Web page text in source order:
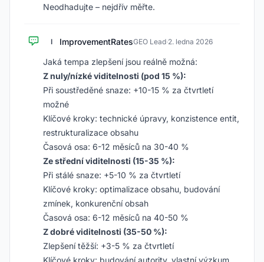
Neodhadujte – nejdřív měřte.
I ImprovementRatesGEO Lead·2. ledna 2026
Jaká tempa zlepšení jsou reálně možná:
Z nuly/nízké viditelnosti (pod 15 %):
Při soustředěné snaze: +10-15 % za čtvrtletí
možné
Klíčové kroky: technické úpravy, konzistence entit,
restrukturalizace obsahu
Časová osa: 6-12 měsíců na 30-40 %
Ze střední viditelnosti (15-35 %):
Při stálé snaze: +5-10 % za čtvrtletí
Klíčové kroky: optimalizace obsahu, budování
zmínek, konkurenční obsah
Časová osa: 6-12 měsíců na 40-50 %
Z dobré viditelnosti (35-50 %):
Zlepšení těžší: +3-5 % za čtvrtletí
Klíčové kroky: budování autority, vlastní výzkum,